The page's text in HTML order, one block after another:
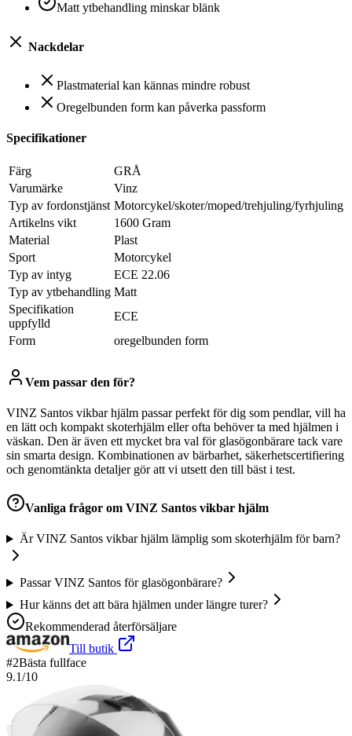
Matt ytbehandling minskar blänk
Nackdelar
Plastmaterial kan kännas mindre robust
Oregelbunden form kan påverka passform
Specifikationer
Färg
GRÅ
Varumärke
Vinz
Typ av fordonstjänst Motorcykel/skoter/moped/trehjuling/fyrhjuling
Artikelns vikt
1600 Gram
Material
Plast
Sport
Motorcykel
Typ av intyg
ECE 22.06
Typ av ytbehandling Matt
Specifikation
uppfylld
ECE
Form
oregelbunden form
Vem passar den för?
VINZ Santos vikbar hjälm passar perfekt för dig som pendlar, vill ha
en lätt och kompakt skoterhjälm eller ofta behöver ta med hjälmen i
väskan. Den är även ett mycket bra val för glasögonbärare tack vare
sin smarta design. Kombinationen av bärbarhet, säkerhetscertifiering
och genomtänkta detaljer gör att vi utsett den till bäst i test.
Vanliga frågor om VINZ Santos vikbar hjälm
Är VINZ Santos vikbar hjälm lämplig som skoterhjälm för barn?
Passar VINZ Santos för glasögonbärare?
Hur känns det att bära hjälmen under längre turer?
Rekommenderad återförsäljare
Till butik
#2Bästa fullface
9.1/10